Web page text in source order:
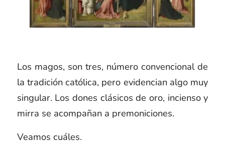
Los magos, son tres, número convencional de
la tradición católica, pero evidencian algo muy
singular. Los dones clásicos de oro, incienso y
mirra se acompañan a premoniciones.
Veamos cuáles.